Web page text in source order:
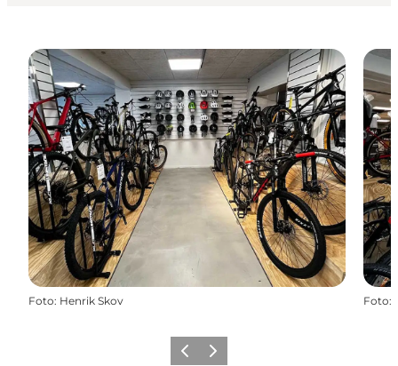
Foto: Henrik Skov Foto:
Forrige billede
Næste billede